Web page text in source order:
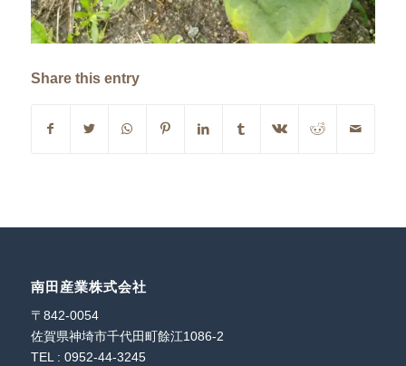
Share this entry
南田産業株式会社
〒842-0054
佐賀県神埼市千代田町餘江1086-2
TEL : 0952-44-3245